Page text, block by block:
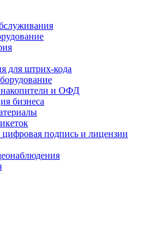
для штрих-кода
и ОФД
бизнеса
цифровая подпись и лицензии